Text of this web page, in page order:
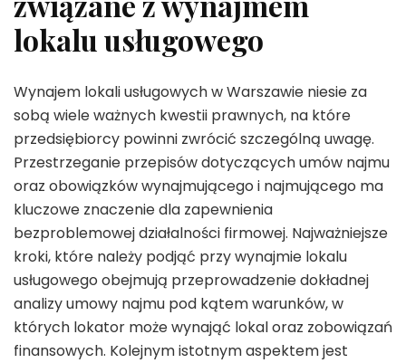
lokalu usługowego
Wynajem lokali usługowych w Warszawie niesie za
sobą wiele ważnych kwestii prawnych, na które
przedsiębiorcy powinni zwrócić szczególną uwagę.
Przestrzeganie przepisów dotyczących umów najmu
oraz obowiązków wynajmującego i najmującego ma
kluczowe znaczenie dla zapewnienia
bezproblemowej działalności firmowej. Najważniejsze
kroki, które należy podjąć przy wynajmie lokalu
usługowego obejmują przeprowadzenie dokładnej
analizy umowy najmu pod kątem warunków, w
których lokator może wynająć lokal oraz zobowiązań
finansowych. Kolejnym istotnym aspektem jest